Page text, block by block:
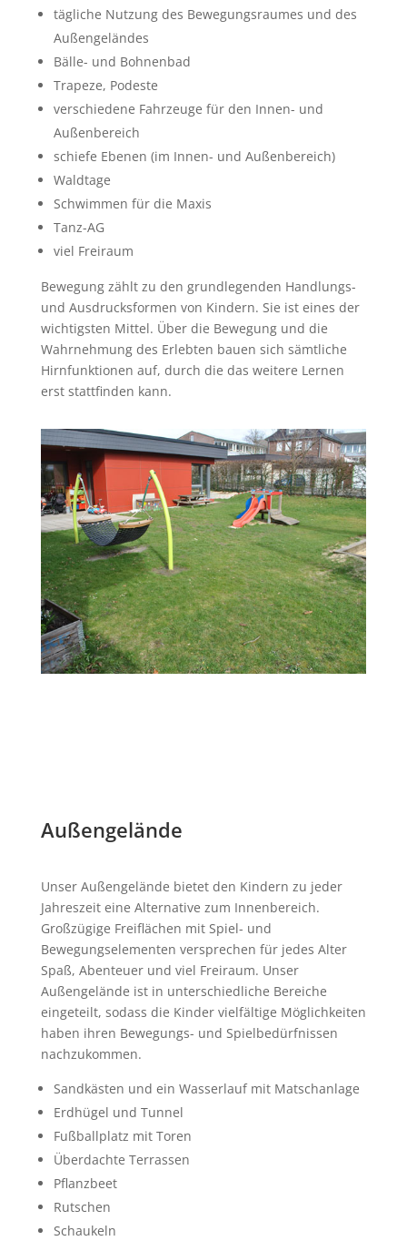
tägliche Nutzung des Bewegungsraumes und des
Außengeländes
Bälle- und Bohnenbad
Trapeze, Podeste
verschiedene Fahrzeuge für den Innen- und
Außenbereich
schiefe Ebenen (im Innen- und Außenbereich)
Waldtage
Schwimmen für die Maxis
Tanz-AG
viel Freiraum
Bewegung zählt zu den grundlegenden Handlungs-
und Ausdrucksformen von Kindern. Sie ist eines der
wichtigsten Mittel. Über die Bewegung und die
Wahrnehmung des Erlebten bauen sich sämtliche
Hirnfunktionen auf, durch die das weitere Lernen
erst stattfinden kann.
Außengelände
Unser Außengelände bietet den Kindern zu jeder
Jahreszeit eine Alternative zum Innenbereich.
Großzügige Freiflächen mit Spiel- und
Bewegungselementen versprechen für jedes Alter
Spaß, Abenteuer und viel Freiraum. Unser
Außengelände ist in unterschiedliche Bereiche
eingeteilt, sodass die Kinder vielfältige Möglichkeiten
haben ihren Bewegungs- und Spielbedürfnissen
nachzukommen.
Sandkästen und ein Wasserlauf mit Matschanlage
Erdhügel und Tunnel
Fußballplatz mit Toren
Überdachte Terrassen
Pflanzbeet
Rutschen
Schaukeln